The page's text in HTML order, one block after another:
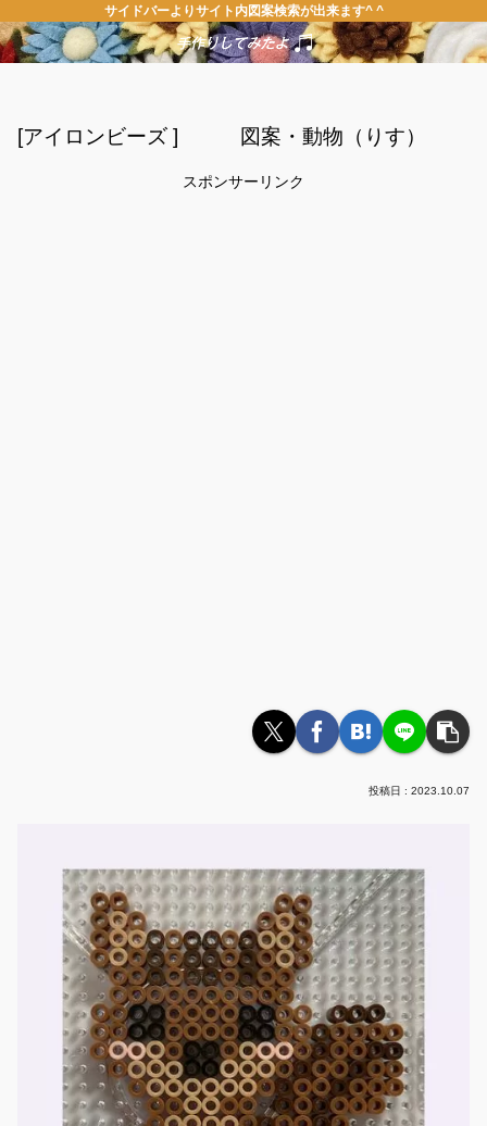
サイドバーよりサイト内図案検索が出来ます^ ^
[アイロンビーズ ] 図案・動物（りす）
スポンサーリンク
2023.10.07